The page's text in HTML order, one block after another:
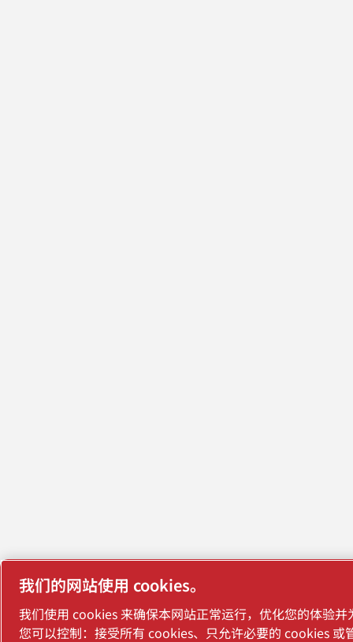
我们的网站使用 cookies。
我们使用 cookies 来确保本网站正常运行，优化您的体验并
您可以控制：接受所有 cookies、只允许必要的 cookies 或